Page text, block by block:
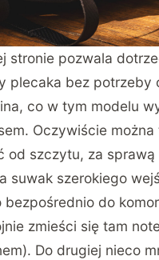
stronie pozwala
plecaka bez potrzeby
co w tym modelu
Oczywiście można
od szczytu, za
suwak szerokiego
do
zmieści się tam
Do drugiej nieco